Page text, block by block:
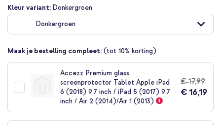
Ga
naar
begin
de
afbeeldingen-
Kleur variant: Donkergroen
Donkergroen
Maak je bestelling compleet: (tot 10% korting)
Accezz Premium glass
screenprotector Tablet Apple iPad
6 (2018) 9.7 inch / iPad 5 (2017) 9.7
inch / Air 2 (2014)/Air 1 (2013)
€ 17,99
€ 16,19